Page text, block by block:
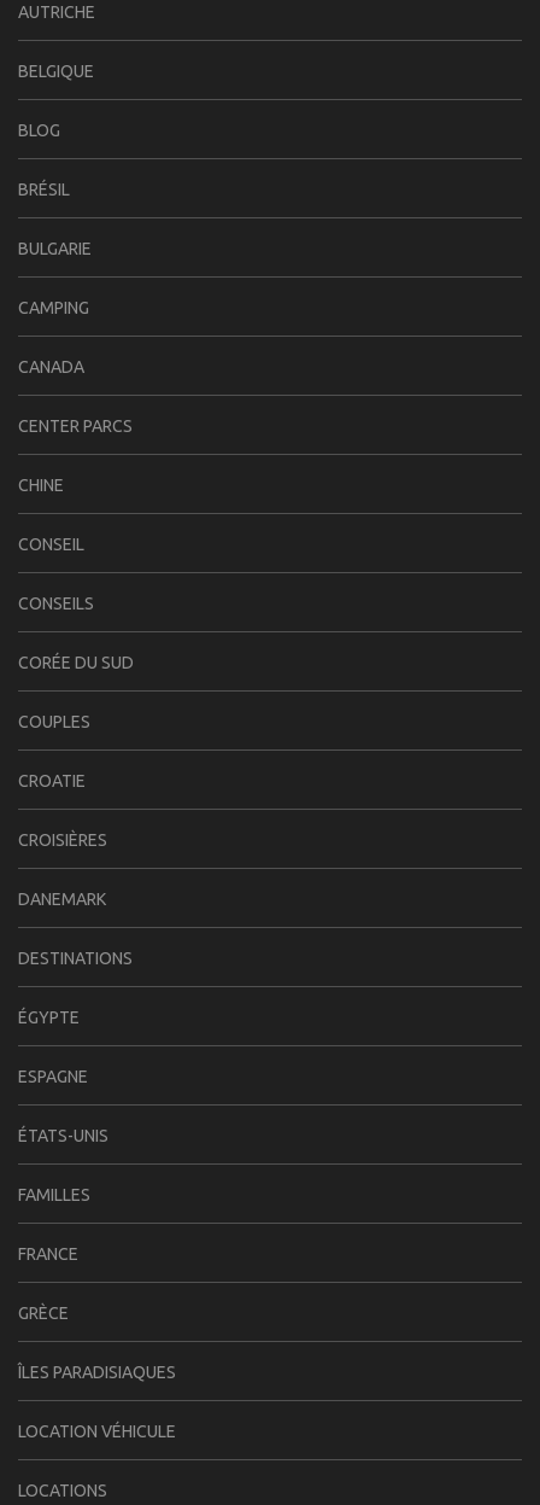
AUTRICHE
BELGIQUE
BLOG
BRÉSIL
BULGARIE
CAMPING
CANADA
CENTER PARCS
CHINE
CONSEIL
CONSEILS
CORÉE DU SUD
COUPLES
CROATIE
CROISIÈRES
DANEMARK
DESTINATIONS
ÉGYPTE
ESPAGNE
ÉTATS-UNIS
FAMILLES
FRANCE
GRÈCE
ÎLES PARADISIAQUES
LOCATION VÉHICULE
LOCATIONS